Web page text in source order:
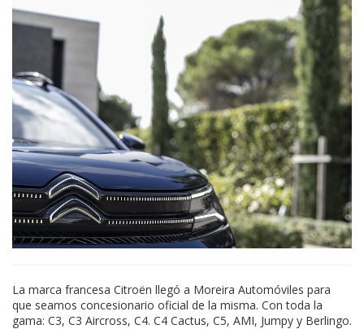
La marca francesa Citroën llegó a Moreira Automóviles para
que seamos concesionario oficial de la misma. Con toda la
gama: C3, C3 Aircross, C4. C4 Cactus, C5, AMI, Jumpy y Berlingo.